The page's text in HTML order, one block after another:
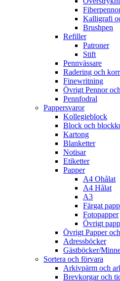
Kalligrafi
Brushpen
Refiller
Patroner
Stift
Pennvässare
Radering och
Finewritning
Övrigt Pennor
Pennfodral
Pappersvaror
Kollegieblock
Block och
Kartong
Blanketter
Notisar
Etiketter
Papper
A4 Ohålat
A4 Hålat
A3
Färgat
Fotopapper
Övrigt
Övrigt Papper
Adressböcker
Gästböcker/
Sortera och förvara
Arkivpärm och
Brevkorgar och